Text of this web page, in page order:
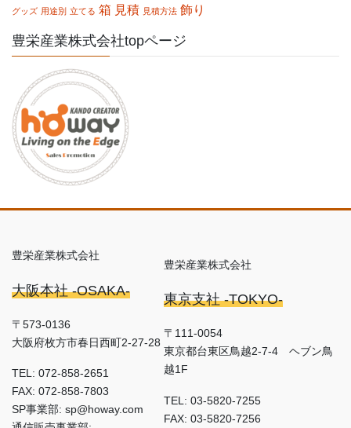
グッズ 用途別 立てる 箱 見積 見積方法 飾り
豊栄産業株式会社topページ
豊栄産業株式会社
大阪本社 -OSAKA-
〒573-0136
大阪府枚方市春日西町2-27-28
TEL: 072-858-2651
FAX: 072-858-7803
SP事業部: sp@howay.com
豊栄産業株式会社
東京支社 -TOKYO-
〒111-0054
東京都台東区鳥越2-7-4 ヘブン鳥
越1F
TEL: 03-5820-7255
FAX: 03-5820-7256